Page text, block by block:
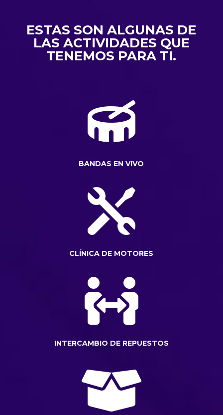
ESTAS SON ALGUNAS DE
LAS ACTIVIDADES QUE
TENEMOS PARA TI.

BANDAS EN VIVO

CLÍNICA DE MOTORES

INTERCAMBIO DE REPUESTOS
